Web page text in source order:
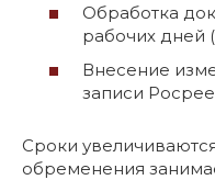
Обработка
рабочих дней
Внесение
записи
Сроки
обременения